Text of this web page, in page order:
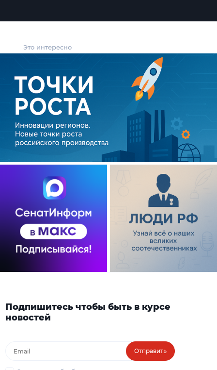
Это интересно
Подпишитесь чтобы быть в курсе
новостей
Отправить